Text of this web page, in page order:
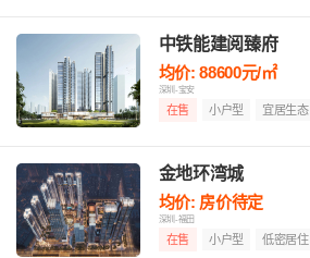
中铁能建阅臻府
均价: 88600元/㎡
深圳-宝安
在售 小户型 宜居生态
金地环湾城
均价: 房价待定
深圳-福田
在售 小户型 低密居住